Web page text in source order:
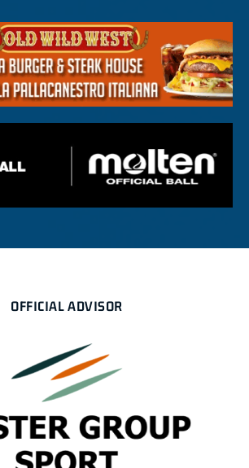
OFFICIAL ADVISOR